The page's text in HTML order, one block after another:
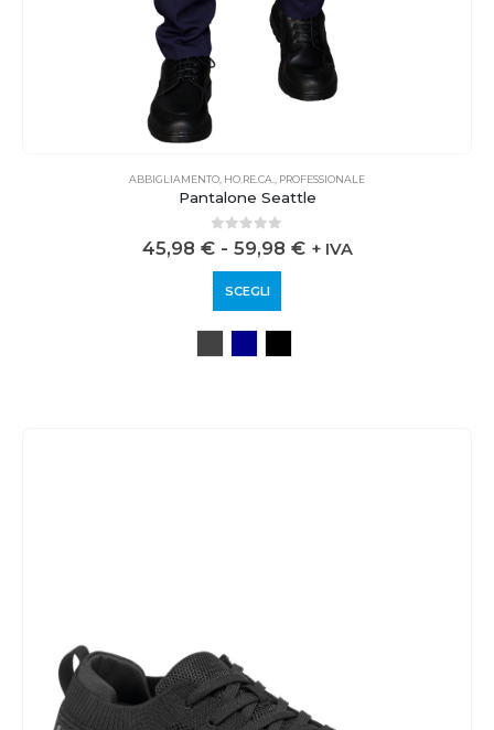
ABBIGLIAMENTO HO.RE.CA. PROFESSIONALE
Pantalone Seattle
0 out of 5
45,98 € - 59,98 € + IVA
SCEGLI